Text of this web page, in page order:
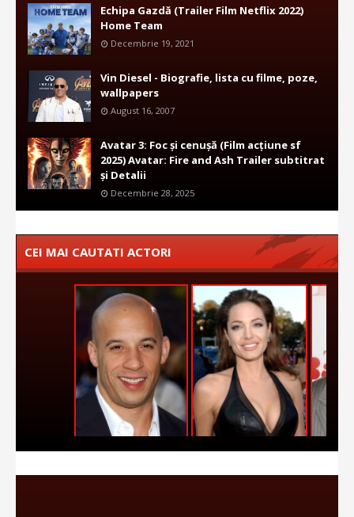
Echipa Gazdă (Trailer Film Netflix 2022)
Home Team
Decembrie 19, 2021
Vin Diesel - Biografie, lista cu filme, poze,
wallpapers
August 16, 2007
Avatar 3: Foc și cenușă (Film acțiune sf
2025) Avatar: Fire and Ash Trailer subtitrat
și Detalii
Decembrie 28, 2025
CEI MAI CAUTATI ACTORI